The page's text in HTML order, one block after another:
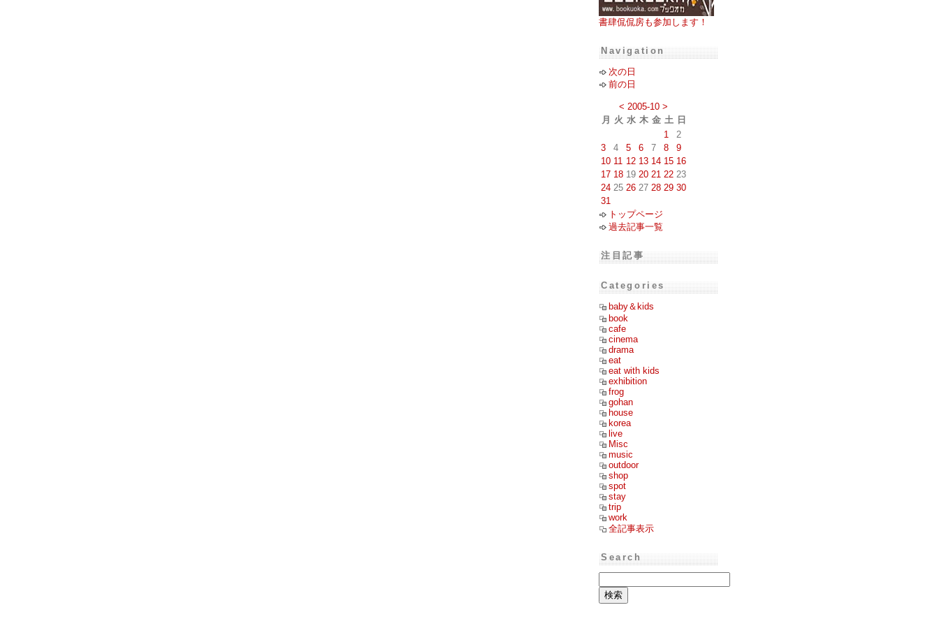
書肆侃侃房も参加します！
Navigation
次の日
前の日
< 2005-10 >
月
火 水 木 金 土 日
1
2
3
4 5 6 7 8
9
10 11 12 13 14 15 16
17 18 19 20 21 22 23
24 25 26 27 28 29 30
31
トップページ
過去記事一覧
注目記事
Categories
baby＆kids
book
cafe
cinema
drama
eat
eat with kids
exhibition
frog
gohan
house
korea
live
Misc
music
outdoor
shop
spot
stay
trip
work
全記事表示
Search